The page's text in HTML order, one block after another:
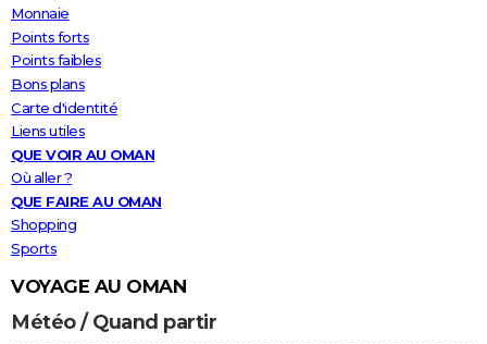
Monnaie
Points forts
Points faibles
Bons plans
Carte d'identité
Liens utiles
QUE VOIR AU OMAN
Où aller ?
QUE FAIRE AU OMAN
Shopping
Sports
VOYAGE AU OMAN
Météo / Quand partir